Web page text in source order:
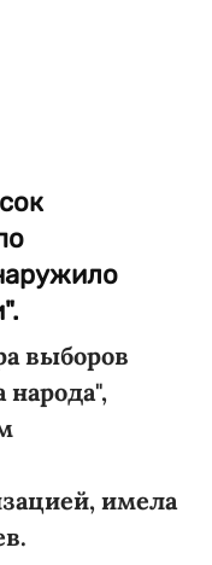
выборов
народа",
имела